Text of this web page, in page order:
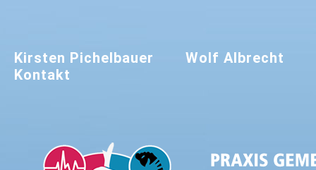
Kirsten Pichelbauer
Wolf Albrecht
Kontakt